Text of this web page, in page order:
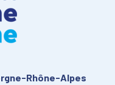
Rhône-Alpes